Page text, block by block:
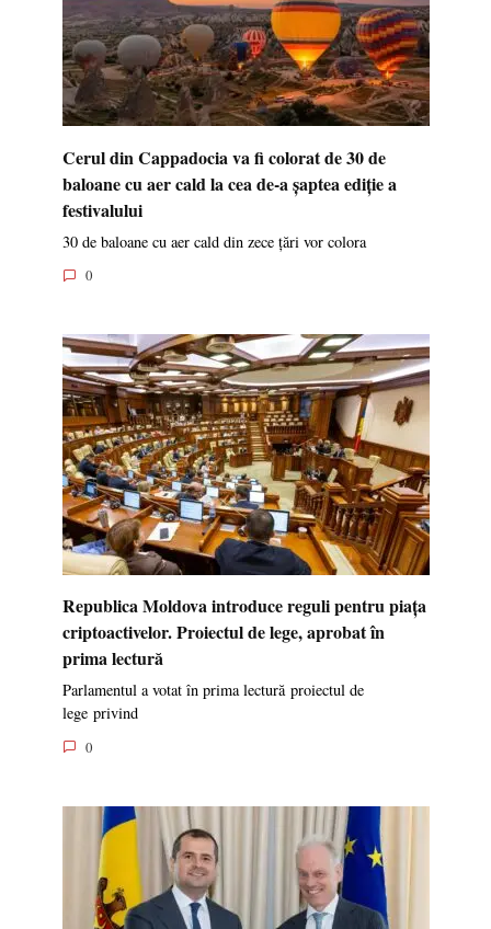
Cerul din Cappadocia va fi colorat de 30 de
baloane cu aer cald la cea de-a șaptea ediție a
festivalului
30 de baloane cu aer cald din zece țări vor colora
0
Republica Moldova introduce reguli pentru piața
criptoactivelor. Proiectul de lege, aprobat în
prima lectură
Parlamentul a votat în prima lectură proiectul de
lege privind
0